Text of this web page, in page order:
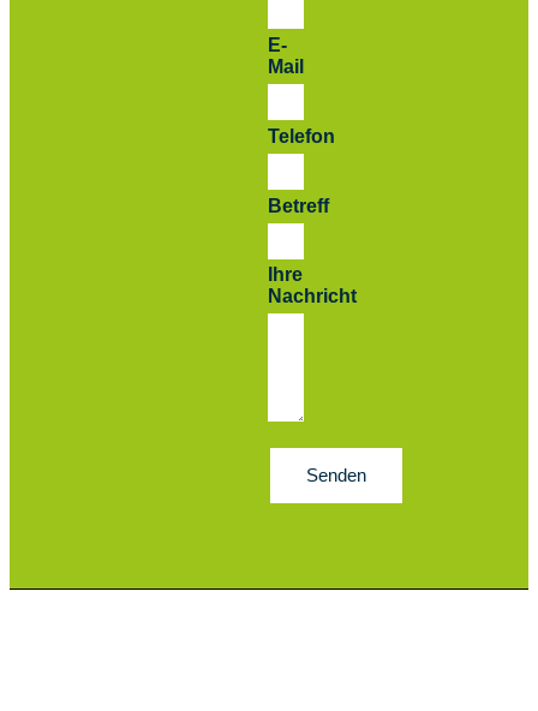
E-
Mail
Telefon
Betreff
Ihre
Nachricht
Senden